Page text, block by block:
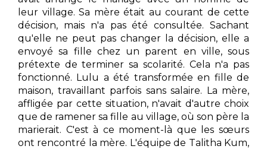
leur village. Sa mère était au courant de cette
décision, mais n'a pas été consultée. Sachant
qu'elle ne peut pas changer la décision, elle a
envoyé sa fille chez un parent en ville, sous
prétexte de terminer sa scolarité. Cela n'a pas
fonctionné. Lulu a été transformée en fille de
maison, travaillant parfois sans salaire. La mère,
affligée par cette situation, n'avait d'autre choix
que de ramener sa fille au village, où son père la
marierait. C'est à ce moment-là que les sœurs
ont rencontré la mère. L'équipe de Talitha Kum,